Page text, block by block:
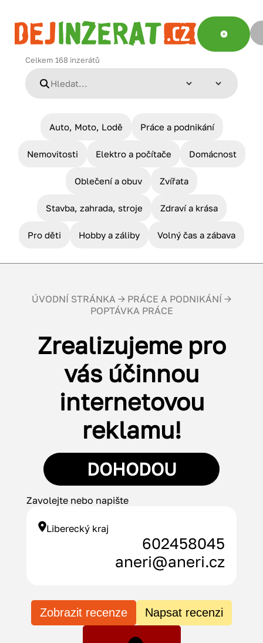
Celkem 168 inzerátů
Auto, Moto, Lodě Práce a podnikání
Nemovitosti Elektro a počítače Domácnost
Oblečení a obuv Zvířata
Stavba, zahrada, stroje Zdraví a krása
Pro děti Hobby a záliby Volný čas a zábava
ÚVODNÍ STRÁNKA → PRÁCE A PODNIKÁNÍ →
POPTÁVKA PRÁCE
Zrealizujeme pro
vás účinnou
internetovou
reklamu!
DOHODOU
Zavolejte nebo napište
Liberecký kraj
602458045
aneri@aneri.cz
Zobrazit recenze Napsat recenzi